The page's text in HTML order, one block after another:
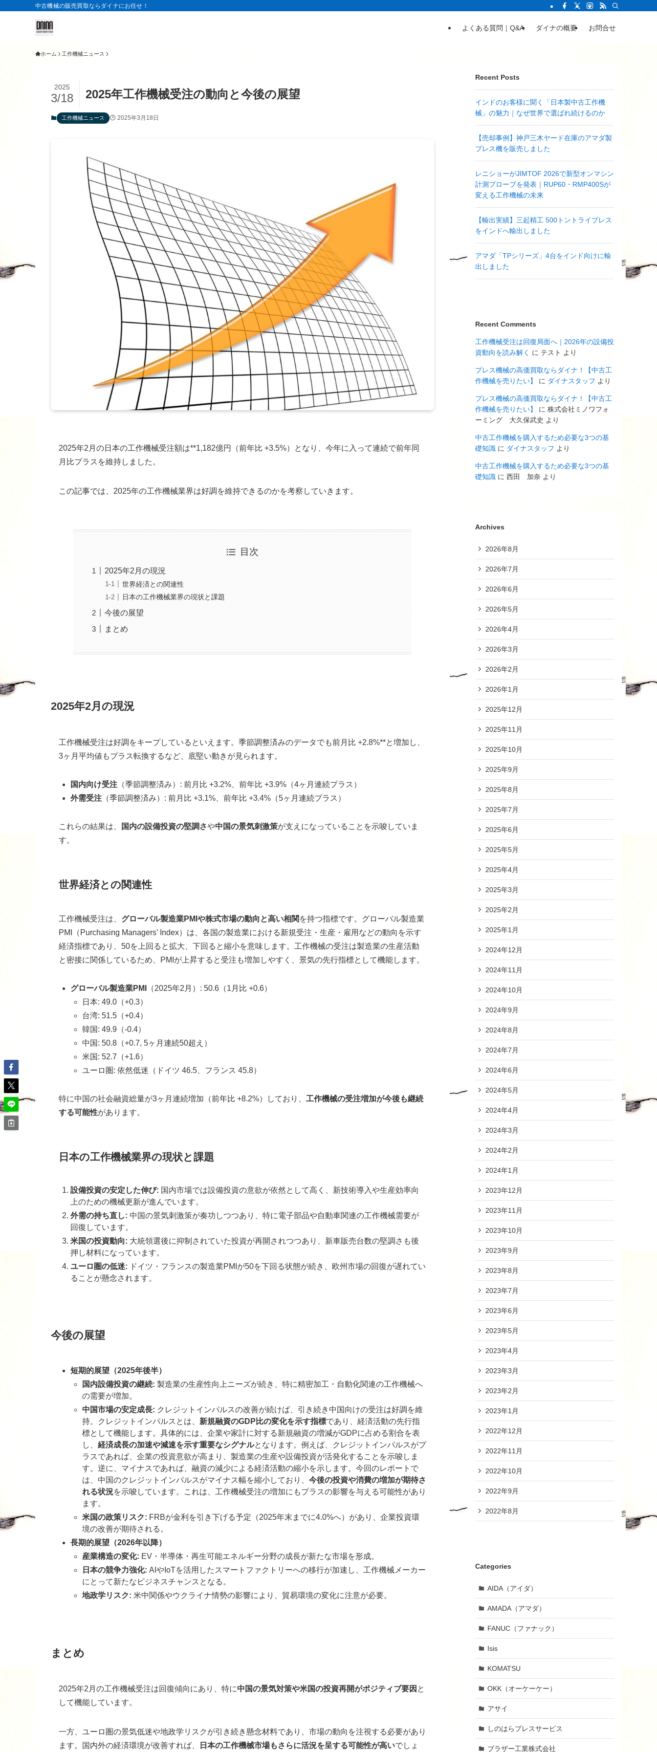
中古機械の販売買取ならダイナにお任せ！
よくある質問｜Q&A ダイナの概要 お問合せ
ホーム 工作機械ニュース
2025年工作機械受注の動向と今後の展望
2025
3/18
工作機械ニュース 2025年3月18日
2025年2月の日本の工作機械受注額は**1,182億円（前年比 +3.5%）となり、今年に入って連続で前年同
月比プラスを維持しました。
この記事では、2025年の工作機械業界は好調を維持できるのかを考察していきます。
目次
2025年2月の現況
世界経済との関連性
日本の工作機械業界の現状と課題
今後の展望
まとめ
2025年2月の現況
工作機械受注は好調をキープしているといえます。季節調整済みのデータでも前月比 +2.8%**と増加し、
3ヶ月平均値もプラス転換するなど、底堅い動きが見られます。
国内向け受注 （季節調整済み）: 前月比 +3.2%、前年比 +3.9%（4ヶ月連続プラス）
外需受注 （季節調整済み）: 前月比 +3.1%、前年比 +3.4%（5ヶ月連続プラス）
これらの結果は、 国内の設備投資の堅調さや中国の景気刺激策が支えになっていることを示唆していま
す。
世界経済との関連性
工作機械受注は、 グローバル製造業PMIや株式市場の動向と高い相関 を持つ指標です。グローバル製造業
PMI（Purchasing Managers’ Index）は、各国の製造業における新規受注・生産・雇用などの動向を示す
経済指標であり、50を上回ると拡大、下回ると縮小を意味します。工作機械の受注は製造業の生産活動
と密接に関係しているため、PMIが上昇すると受注も増加しやすく、景気の先行指標として機能します。
グローバル製造業PMI
（2025年2月）: 50.6（1月比 +0.6）
日本: 49.0（+0.3）
台湾: 51.5（+0.4）
韓国: 49.9（-0.4）
中国: 50.8（+0.7, 5ヶ月連続50超え）
米国: 52.7（+1.6）
ユーロ圏: 依然低迷（ドイツ 46.5、フランス 45.8）
特に中国の社会融資総量が3ヶ月連続増加（前年比 +8.2%）しており、 工作機械の受注増加が今後も継続
する可能性があります。
日本の工作機械業界の現状と課題
設備投資の安定した伸び: 国内市場では設備投資の意欲が依然として高く、新技術導入や生産効率向
上のための機械更新が進んでいます。
外需の持ち直し: 中国の景気刺激策が奏功しつつあり、特に電子部品や自動車関連の工作機械需要が
回復しています。
米国の投資動向: 大統領選後に抑制されていた投資が再開されつつあり、新車販売台数の堅調さも後
押し材料になっています。
ユーロ圏の低迷: ドイツ・フランスの製造業PMIが50を下回る状態が続き、欧州市場の回復が遅れてい
ることが懸念されます。
今後の展望
短期的展望（2025年後半）
国内設備投資の継続: 製造業の生産性向上ニーズが続き、特に精密加工・自動化関連の工作機械へ
の需要が増加。
中国市場の安定成長: クレジットインパルスの改善が続けば、引き続き中国向けの受注は好調を維
持。クレジットインパルスとは、 新規融資のGDP比の変化を示す指標であり、経済活動の先行指
標として機能します。具体的には、企業や家計に対する新規融資の増減がGDPに占める割合を表
し、 経済成長の加速や減速を示す重要なシグナルとなります。例えば、クレジットインパルスがプ
ラスであれば、企業の投資意欲が高まり、製造業の生産や設備投資が活発化することを示唆しま
す。逆に、マイナスであれば、融資の減少による経済活動の縮小を示します。今回のレポートで
は、中国のクレジットインパルスがマイナス幅を縮小しており、 今後の投資や消費の増加が期待さ
れる状況を示唆しています。これは、工作機械受注の増加にもプラスの影響を与える可能性があり
ます。
米国の政策リスク: FRBが金利を引き下げる予定（2025年末までに4.0%へ）があり、企業投資環
境の改善が期待される。
長期的展望（2026年以降）
産業構造の変化: EV・半導体・再生可能エネルギー分野の成長が新たな市場を形成。
日本の競争力強化: AIやIoTを活用したスマートファクトリーへの移行が加速し、工作機械メーカー
にとって新たなビジネスチャンスとなる。
地政学リスク: 米中関係やウクライナ情勢の影響により、貿易環境の変化に注意が必要。
まとめ
2025年2月の工作機械受注は回復傾向にあり、特に中国の景気対策や米国の投資再開がポジティブ要因 と
して機能しています。
一方、ユーロ圏の景気低迷や地政学リスクが引き続き懸念材料であり、市場の動向を注視する必要があり
ます。国内外の経済環境が改善すれば、
日本の工作機械市場もさらに活況を呈する可能性が高いでしょ
Recent Posts
インドのお客様に聞く「日本製中古工作機
械」の魅力｜なぜ世界で選ばれ続けるのか
【売却事例】神戸三木ヤード在庫のアマダ製
プレス機を販売しました
レニショーがJIMTOF 2026で新型オンマシン
計測プローブを発表｜RUP60・RMP400Sが
変える工作機械の未来
【輸出実績】三起精工 500トントライプレス
をインドへ輸出しました
アマダ「TPシリーズ」4台をインド向けに輸
出しました
Recent Comments
工作機械受注は回復局面へ｜2026年の設備投
資動向を読み解く
に テスト より
プレス機械の高価買取ならダイナ！【中古工
作機械を売りたい】
に ダイナスタッフ より
プレス機械の高価買取ならダイナ！【中古工
作機械を売りたい】
に 株式会社ミノワフォ
ーミング 大久保武史 より
中古工作機械を購入するため必要な3つの基
礎知識 に ダイナスタッフ より
中古工作機械を購入するため必要な3つの基
礎知識 に 西田 加奈 より
Archives
2026年8月
2026年7月
2026年6月
2026年5月
2026年4月
2026年3月
2026年2月
2026年1月
2025年12月
2025年11月
2025年10月
2025年9月
2025年8月
2025年7月
2025年6月
2025年5月
2025年4月
2025年3月
2025年2月
2025年1月
2024年12月
2024年11月
2024年10月
2024年9月
2024年8月
2024年7月
2024年6月
2024年5月
2024年4月
2024年3月
2024年2月
2024年1月
2023年12月
2023年11月
2023年10月
2023年9月
2023年8月
2023年7月
2023年6月
2023年5月
2023年4月
2023年3月
2023年2月
2023年1月
2022年12月
2022年11月
2022年10月
2022年9月
2022年8月
Categories
AIDA（アイダ）
AMADA（アマダ）
FANUC（ファナック）
Isis
KOMATSU
OKK（オーケーケー）
アサイ
しのはらプレスサービス
ブラザー工業株式会社